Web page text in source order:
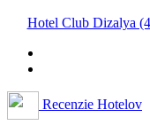
Hotel Club Dizalya
Recenzie Hotelov